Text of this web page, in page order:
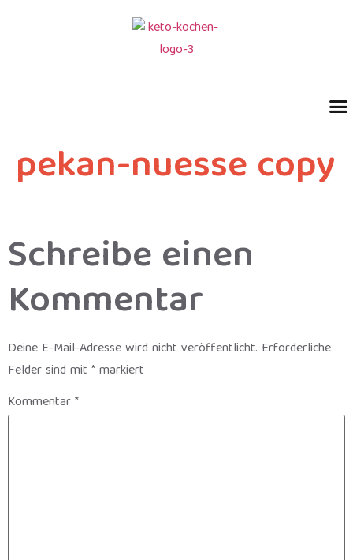
pekan-nuesse copy
Schreibe einen
Kommentar
Deine E-Mail-Adresse wird nicht veröffentlicht. Erforderliche
Felder sind mit *markiert
Kommentar*